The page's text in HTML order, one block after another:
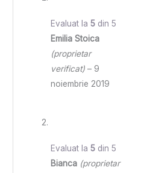
Evaluat la 5din 5
Emilia Stoica
(proprietar
verificat) – 9
noiembrie 2019
Evaluat la 5din 5
Bianca (proprietar